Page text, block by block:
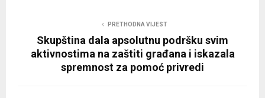
PRETHODNA VIJEST
Skupština dala apsolutnu podršku svim
aktivnostima na zaštiti građana i iskazala
spremnost za pomoć privredi